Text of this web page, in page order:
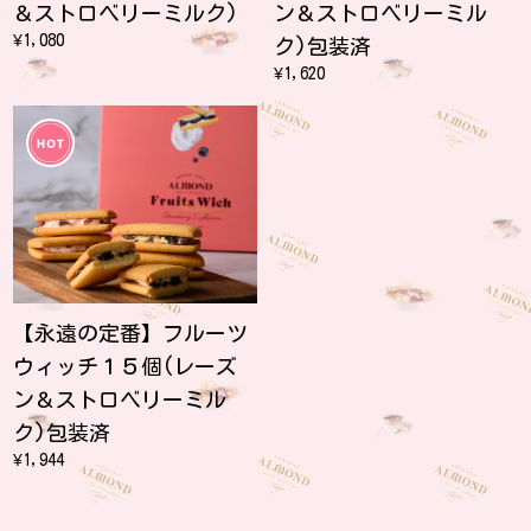
＆ストロベリーミルク)
¥1,080
ン＆ストロベリーミル
ク)包装済
¥1,620
【永遠の定番】フルーツ
ウィッチ１５個(レーズ
ン＆ストロベリーミル
ク)包装済
¥1,944